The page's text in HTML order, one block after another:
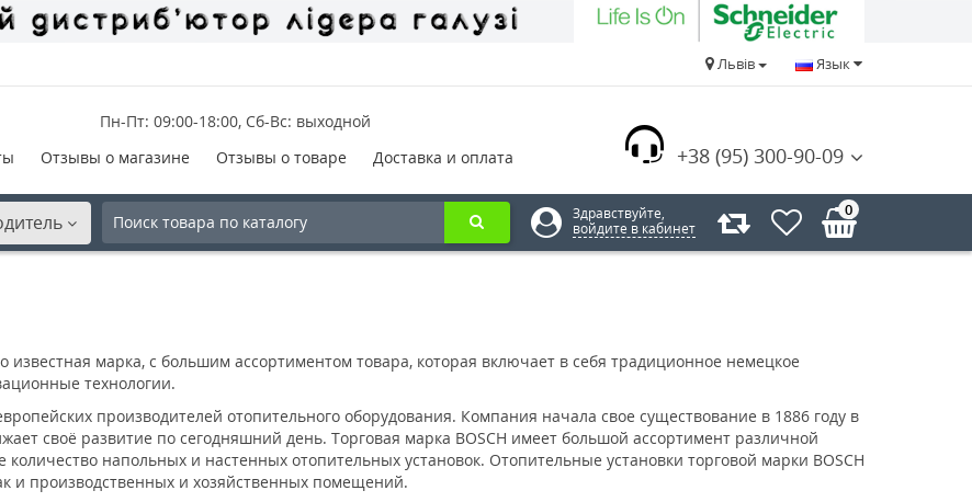
Язык
Львів
+38 (95) 300-90-09
Пн-Пт: 09:00-18:00, Сб-Вс: выходной
Отзывы о магазине Отзывы о товаре Доставка и оплата
Здравствуйте,
войдите в кабинет
0
известная марка, с большим ассортиментом товара, которая включает в себя традиционное немецкое
технологии.
производителей отопительного оборудования. Компания начала свое существование в 1886 году в
своё развитие по сегодняшний день. Торговая марка BOSCH имеет большой ассортимент различной
напольных и настенных отопительных установок. Отопительные установки торговой марки BOSCH
и производственных и хозяйственных помещений.